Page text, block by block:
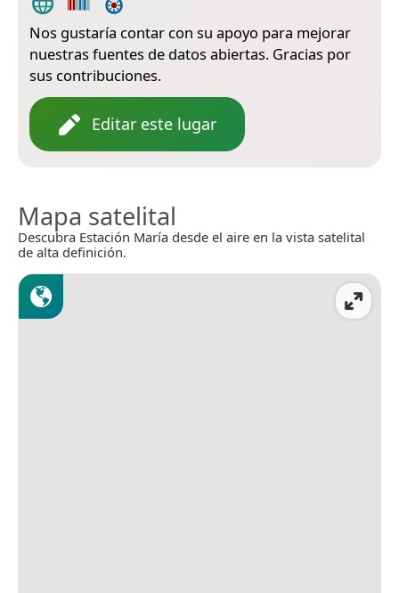
Nos gustaría contar con su apoyo para mejorar
nuestras fuentes de datos abiertas. Gracias por
sus contribuciones.
Editar este lugar
Mapa satelital
Descubra Estación María desde el aire en la vista satelital
de alta definición.